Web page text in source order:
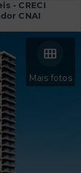
- CRECI
CNAI
Mais fotos